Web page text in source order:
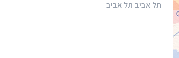
תל אביב תל אביב